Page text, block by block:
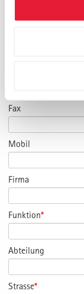
Fax
Mobil
Firma
Funktion*
Abteilung
Strasse*